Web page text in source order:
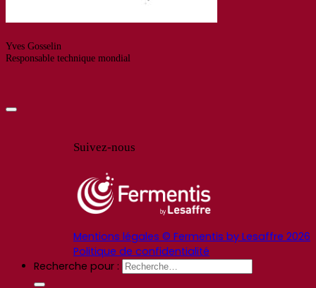
Yves Gosselin
Responsable technique mondial
Suivez-nous
Mentions légales © Fermentis by Lesaffre 2026
Politique de confidentialité
Recherche pour :